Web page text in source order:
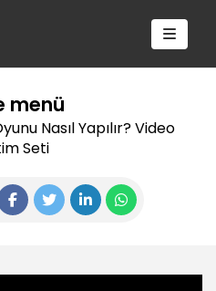
menü
Nasıl Yapılır? Video
Seti